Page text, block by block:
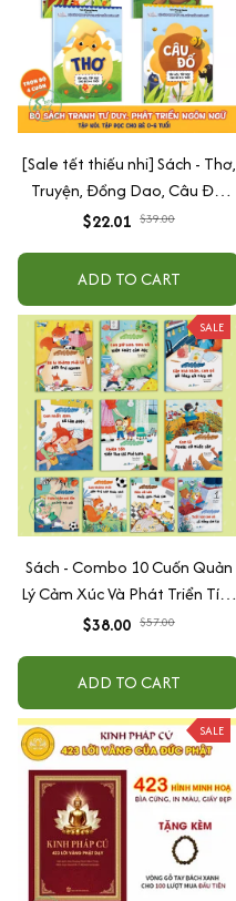
[Sale tết thiếu nhi] Sách - Thơ,
Truyện, Đồng Dao, Câu Đố,
Tập Nói Tập Đọc Cho Bé 0-6
$22.01 $39.00
ADD TO CART
SALE
Sách - Combo 10 Cuốn Quản
Lý Cảm Xúc Và Phát Triển Tính
Cách Cho Bé Từ 2 - 6 Tuổi
$38.00 $57.00
ADD TO CART
SALE